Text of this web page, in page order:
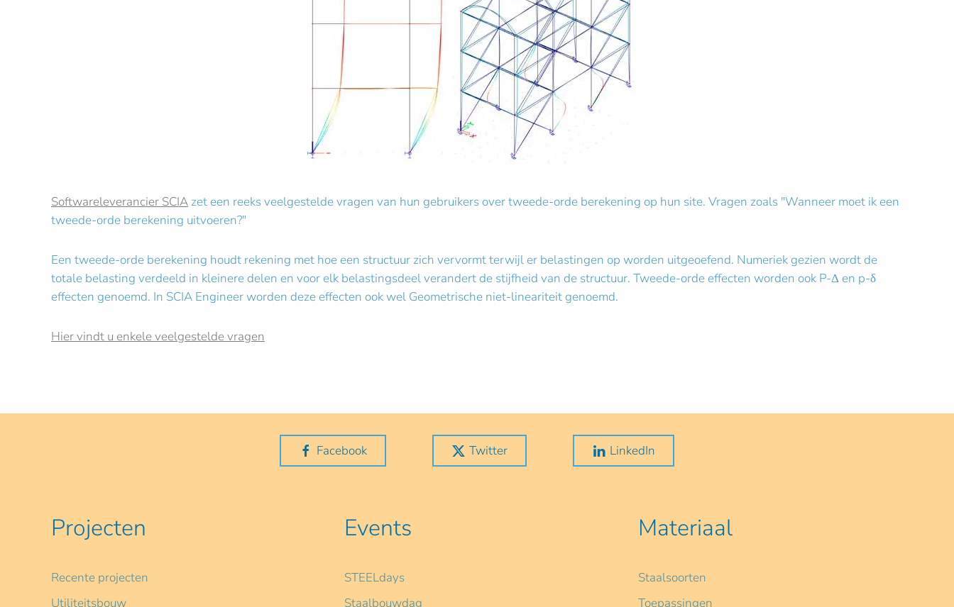
Softwareleverancier SCIA zet een reeks veelgestelde vragen van hun gebruikers over tweede-orde berekening op hun site. Vragen zoals "Wanneer moet ik een
tweede-orde berekening uitvoeren?"
Een tweede-orde berekening houdt rekening met hoe een structuur zich vervormt terwijl er belastingen op worden uitgeoefend. Numeriek gezien wordt de
totale belasting verdeeld in kleinere delen en voor elk belastingsdeel verandert de stijfheid van de structuur. Tweede-orde effecten worden ook P-Δ en p-δ
effecten genoemd. In SCIA Engineer worden deze effecten ook wel Geometrische niet-lineariteit genoemd.
Hier vindt u enkele veelgestelde vragen
Facebook Twitter LinkedIn
Projecten
Recente projecten
Utiliteitsbouw
Events
STEELdays
Staalbouwdag
Materiaal
Staalsoorten
Toepassingen